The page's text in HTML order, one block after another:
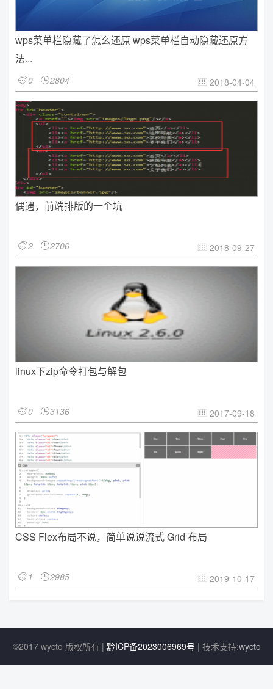
wps菜单栏隐藏了怎么还原 wps菜单栏自动隐藏还原方
法...
0 2804  2018-04-04
偶遇，前端排版的一个坑
2 2706  2018-09-27
linux下zip命令打包与解包
0 3136  2017-09-18
CSS Flex布局不说，简单说说流式 Grid 布局
1 2985  2019-10-17
©2017 wycto 版权所有 | 黔ICP备2023006969号 | 技术支持:wycto